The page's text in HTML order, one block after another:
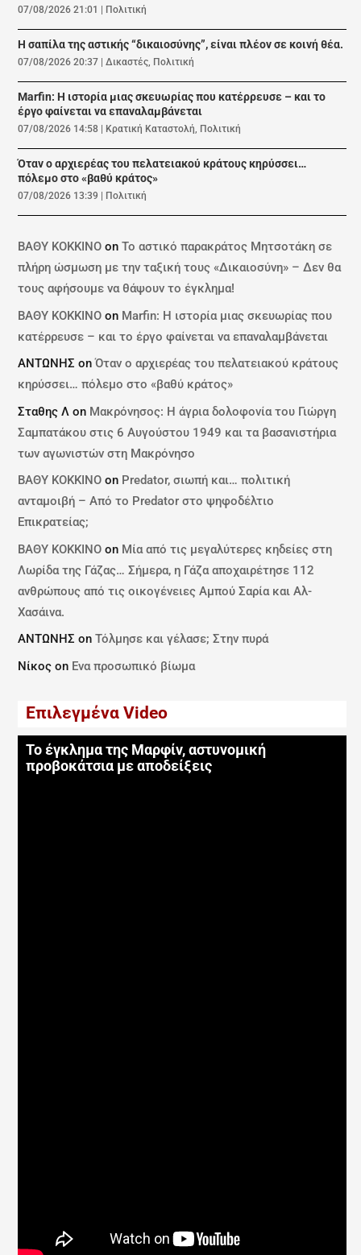
07/08/2026 21:01 Πολιτική
Η σαπίλα της αστικής “δικαιοσύνης”, είναι πλέον σε κοινή θέα.
07/08/2026 20:37 |Δικαστές, Πολιτική
Marfin: Η ιστορία μιας σκευωρίας που κατέρρευσε – και το
έργο φαίνεται να επαναλαμβάνεται
07/08/2026 14:58 Κρατική Καταστολή, Πολιτική
Όταν ο αρχιερέας του πελατειακού κράτους κηρύσσει…
πόλεμο στο «βαθύ κράτος»
07/08/2026 13:39 Πολιτική
ΒΑΘΥ ΚΟΚΚΙΝΟ onΤο αστικό παρακράτος Μητσοτάκη σε
πλήρη ώσμωση με την ταξική τους «Δικαιοσύνη» – Δεν θα
τους αφήσουμε να θάψουν το έγκλημα!
ΒΑΘΥ ΚΟΚΚΙΝΟ on Marfin: Η ιστορία μιας σκευωρίας που
κατέρρευσε – και το έργο φαίνεται να επαναλαμβάνεται
ΑΝΤΩΝΗΣ onΌταν ο αρχιερέας του πελατειακού κράτους
κηρύσσει… πόλεμο στο «βαθύ κράτος»
Σταθης Λ on Μακρόνησος: Η άγρια δολοφονία του Γιώργη
Σαμπατάκου στις 6 Αυγούστου 1949 και τα βασανιστήρια
των αγωνιστών στη Μακρόνησο
ΒΑΘΥ ΚΟΚΚΙΝΟ on Predator, σιωπή και… πολιτική
ανταμοιβή – Από το Predator στο ψηφοδέλτιο
Επικρατείας;
ΒΑΘΥ ΚΟΚΚΙΝΟ on Μία από τις μεγαλύτερες κηδείες στη
Λωρίδα της Γάζας… Σήμερα, η Γάζα αποχαιρέτησε 112
ανθρώπους από τις οικογένειες Αμπού Σαρία και Αλ-
Χασάινα.
ΑΝΤΩΝΗΣ onΤόλμησε και γέλασε; Στην πυρά
Νίκος on Ενα προσωπικό βίωμα
Επιλεγμένα Video
Το έγκλημα της Μαρφίν, αστυνομική
προβοκάτσια με αποδείξεις